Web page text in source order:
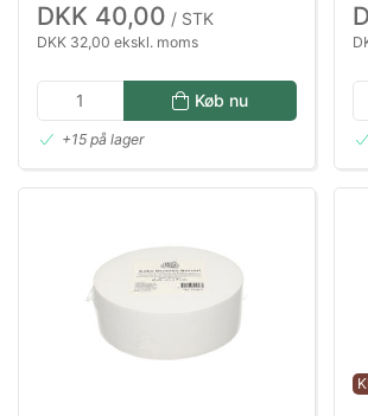
DKK 40,00 / STK
DKK 32,00 ekskl. moms
Køb nu
+15 på lager